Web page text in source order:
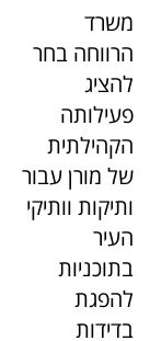
משרד
הרווחה בחר
להציג
פעילותה
הקהילתית
של מורן עבור
ותיקות וותיקי
העיר
בתוכניות
להפגת
בדידות